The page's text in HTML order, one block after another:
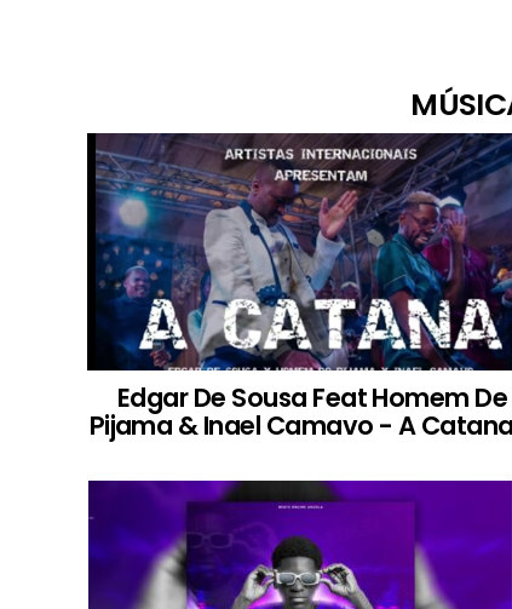
Edgar De Sousa Feat Homem De
Pijama & Inael Camavo - A Catana